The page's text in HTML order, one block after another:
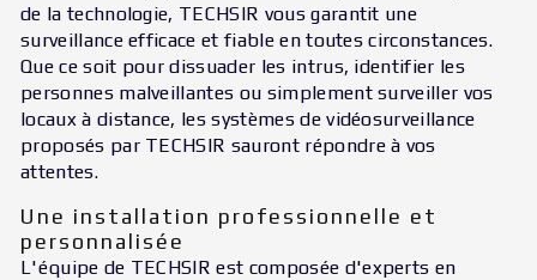
de la technologie, TECHSIR vous garantit une
surveillance efficace et fiable en toutes circonstances.
Que ce soit pour dissuader les intrus, identifier les
personnes malveillantes ou simplement surveiller vos
locaux à distance, les systèmes de vidéosurveillance
proposés par TECHSIR sauront répondre à vos
attentes.
Une installation professionnelle et
personnalisée
L'équipe de TECHSIR est composée d'experts en